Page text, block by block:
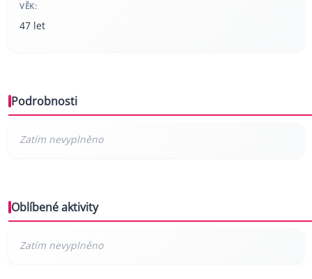
VĚK:
47 let
Podrobnosti
Oblíbené aktivity